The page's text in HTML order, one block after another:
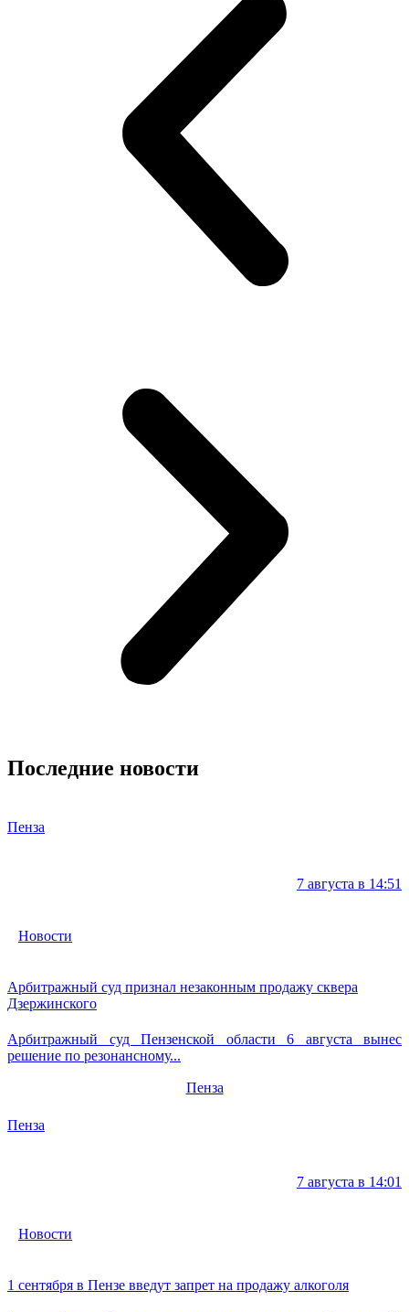
Последние новости
Пенза
7 августа в 14:51
Новости
Арбитражный суд признал незаконным продажу сквера
Дзержинского
Арбитражный суд Пензенской области 6 августа вынес
решение по резонансному...
Пенза
Пенза
7 августа в 14:01
Новости
1 сентября в Пензе введут запрет на продажу алкоголя